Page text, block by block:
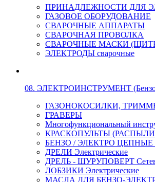
ПРИНАДЛЕЖНОСТИ ДЛЯ
ГАЗОВОЕ ОБОРУДОВАНИЕ
СВАРОЧНЫЕ АППАРАТЫ
СВАРОЧНАЯ ПРОВОЛКА
СВАРОЧНЫЕ МАСКИ
ЭЛЕКТРОДЫ сварочные
08. ЭЛЕКТРОИНСТРУМЕНТ (Бензо-
ГАЗОНОКОСИЛКИ,
ГРАВЕРЫ
Многофункциональный
КРАСКОПУЛЬТЫ
БЕНЗО / ЭЛЕКТРО
ДРЕЛИ Электрические
ДРЕЛЬ - ШУРУПОВЕРТ
ЛОБЗИКИ Электрические
МАСЛА ДЛЯ БЕНЗО-